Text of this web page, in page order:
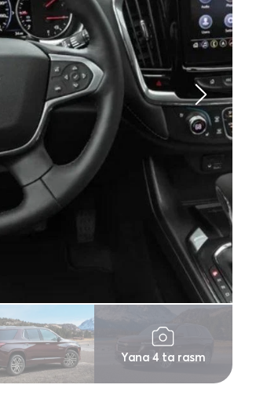
Yana 4 ta rasm